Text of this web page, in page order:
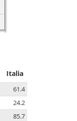
Italia
61.4
24.2
85.7